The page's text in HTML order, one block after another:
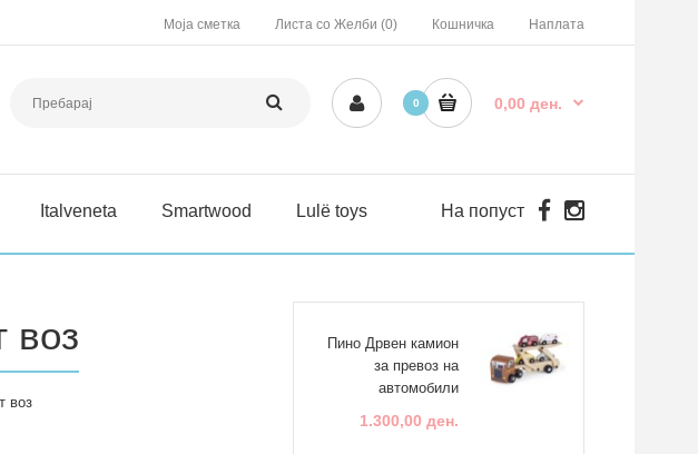
Моја сметка Листа со Желби (0) Кошничка Наплата
0 0,00 ден.
Italveneta Smartwood Lulë toys На попуст
воз
воз
Пино Дрвен камион
за превоз на
автомобили
1.300,00 ден.